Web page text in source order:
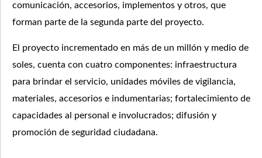
comunicación, accesorios, implementos y otros, que
forman parte de la segunda parte del proyecto.
El proyecto incrementado en más de un millón y medio de
soles, cuenta con cuatro componentes: infraestructura
para brindar el servicio, unidades móviles de vigilancia,
materiales, accesorios e indumentarias; fortalecimiento de
capacidades al personal e involucrados; difusión y
promoción de seguridad ciudadana.